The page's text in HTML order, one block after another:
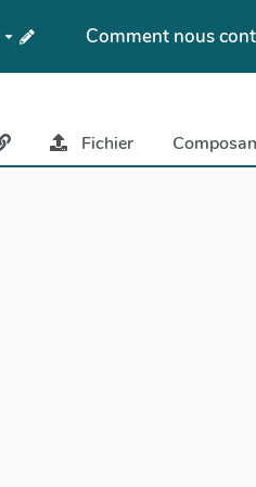
Comment nous
Fichier